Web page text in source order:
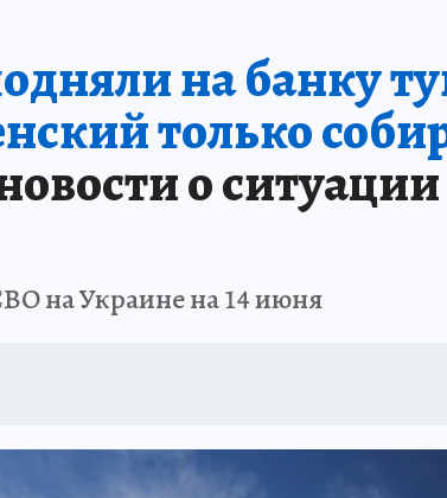
на банку
только
о
на Украине на 14 июня